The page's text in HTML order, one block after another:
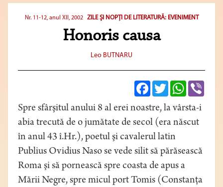
Nr. 11-12, anul XII, 2002 ZILE ŞI NOPŢI DE LITERATURĂ: EVENIMENT
Honoris causa
Leo BUTNARU
FacebookTwitterWhatsApp
Spre sfârşitul anului 8 al erei noastre, la vârsta-i
abia trecută de o jumătate de secol (era născut
în anul 43 î.Hr.), poetul şi cavalerul latin
Publius Ovidius Naso se vede silit să părăsească
Roma şi să pornească spre coasta de apus a
Mării Negre, spre micul port Tomis (Constanţa